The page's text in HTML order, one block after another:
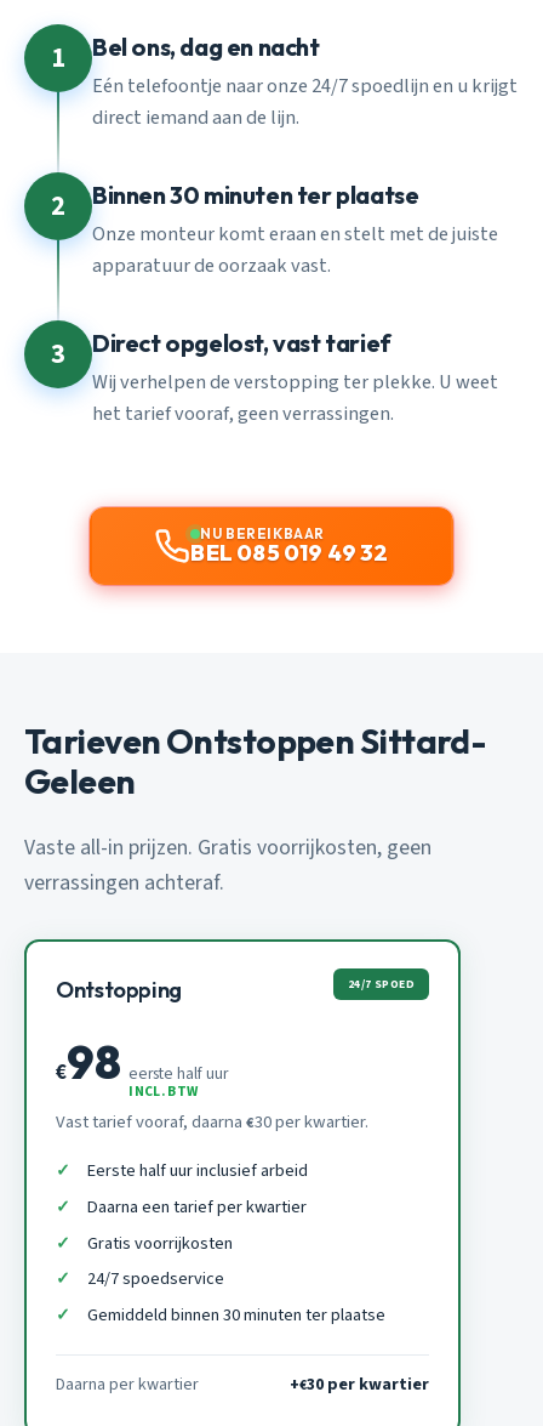
1 Bel ons, dag en nacht
Eén telefoontje naar onze 24/7 spoedlijn en u krijgt
direct iemand aan de lijn.
2 Binnen 30 minuten ter plaatse
Onze monteur komt eraan en stelt met de juiste
apparatuur de oorzaak vast.
3 Direct opgelost, vast tarief
Wij verhelpen de verstopping ter plekke. U weet
het tarief vooraf, geen verrassingen.
NU BEREIKBAAR
BEL 085 019 49 32
Tarieven Ontstoppen Sittard-
Geleen
Vaste all-in prijzen. Gratis voorrijkosten, geen
verrassingen achteraf.
Ontstopping 24/7 SPOED
€98 eerste half uur
INCL. BTW
Vast tarief vooraf, daarna €30 per kwartier.
Eerste half uur inclusief arbeid
Daarna een tarief per kwartier
Gratis voorrijkosten
24/7 spoedservice
Gemiddeld binnen 30 minuten ter plaatse
Daarna per kwartier +€30 per kwartier